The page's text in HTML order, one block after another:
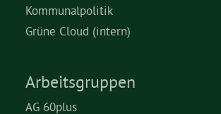
Kommunalpolitik
Grüne Cloud (intern)
Arbeitsgruppen
AG 60plus